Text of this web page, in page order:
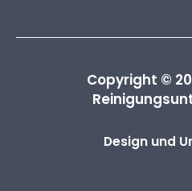
Copyright ©
Design und